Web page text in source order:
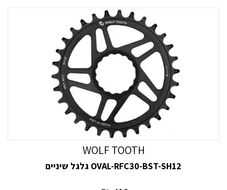
WOLF TOOTH
OVAL-RFC30-BST-SH12 גלגל שיניים